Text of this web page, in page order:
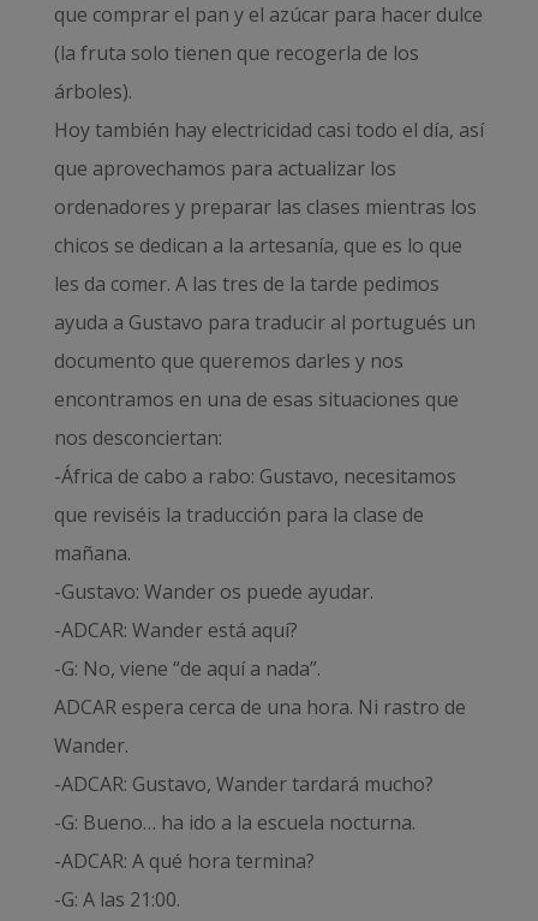
que comprar el pan y el azúcar para hacer dulce
(la fruta solo tienen que recogerla de los
árboles).
Hoy también hay electricidad casi todo el día, así
que aprovechamos para actualizar los
ordenadores y preparar las clases mientras los
chicos se dedican a la artesanía, que es lo que
les da comer. A las tres de la tarde pedimos
ayuda a Gustavo para traducir al portugués un
documento que queremos darles y nos
encontramos en una de esas situaciones que
nos desconciertan:
-África de cabo a rabo: Gustavo, necesitamos
que reviséis la traducción para la clase de
mañana.
-Gustavo: Wander os puede ayudar.
-ADCAR: Wander está aquí?
-G: No, viene “de aquí a nada”.
ADCAR espera cerca de una hora. Ni rastro de
Wander.
-ADCAR: Gustavo, Wander tardará mucho?
-G: Bueno… ha ido a la escuela nocturna.
-ADCAR: A qué hora termina?
-G: A las 21:00.